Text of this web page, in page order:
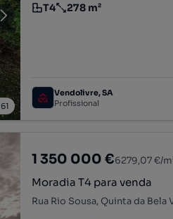
61
Tipologia
T4
Preço por metro quadrado
278 m²
Vendolivre, SA
Profissional
1 350 000 €6279,07 €/
Moradia T4 para venda